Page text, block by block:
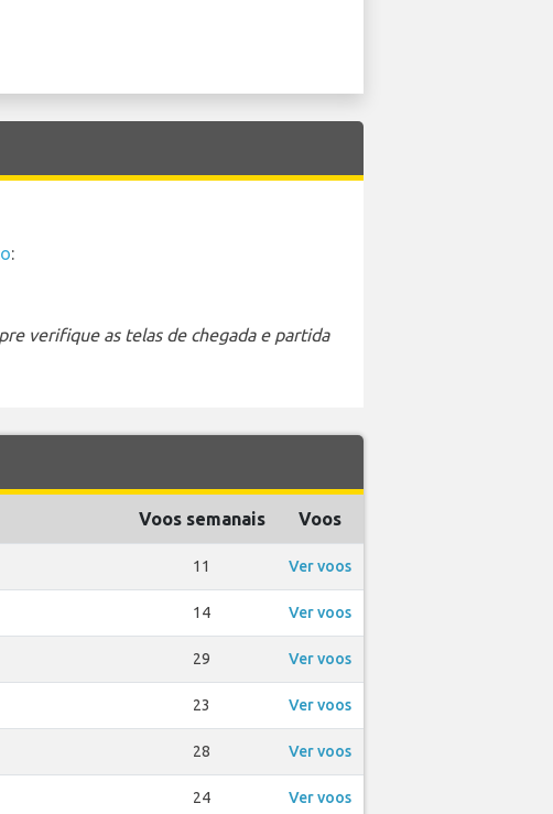
:
verifique as telas de chegada e partida
Voos semanais Voos
11 Ver voos
14 Ver voos
29 Ver voos
23 Ver voos
28 Ver voos
24 Ver voos